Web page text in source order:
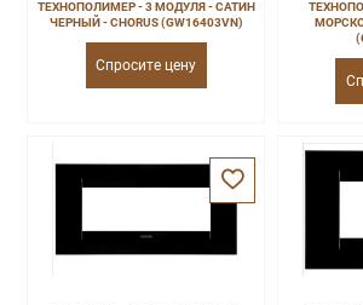
ТЕХНОПОЛИМЕР - 3 МОДУЛЯ - САТИН
ЧЕРНЫЙ - CHORUS (GW16403VN)
Спросите цену